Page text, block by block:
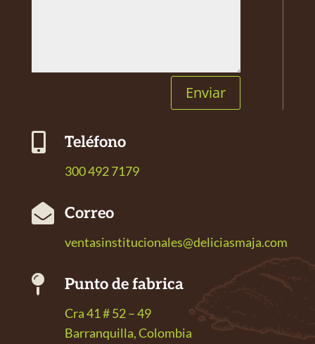
Enviar
 Teléfono
300 492 7179
 Correo
ventasinstitucionales@deliciasmaja.com
 Punto de fabrica
Cra 41 # 52 – 49
Barranquilla, Colombia